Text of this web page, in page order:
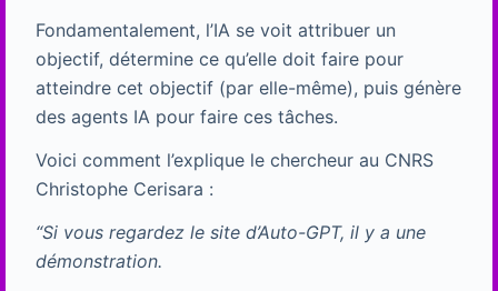
Fondamentalement, l’IA se voit attribuer un
objectif, détermine ce qu’elle doit faire pour
atteindre cet objectif (par elle-même), puis génère
des agents IA pour faire ces tâches.
Voici comment l’explique le chercheur au CNRS
Christophe Cerisara :
“Si vous regardez le site d’Auto-GPT, il y a une
démonstration.